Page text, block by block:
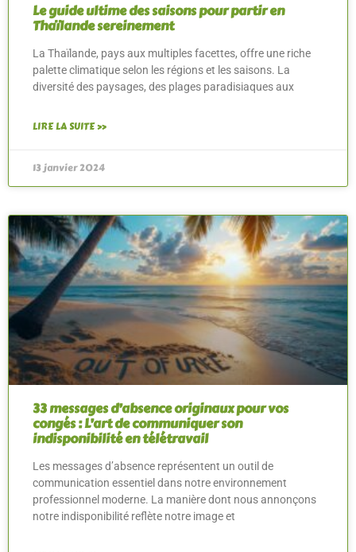
Le guide ultime des saisons pour partir en
Thaïlande sereinement
La Thaïlande, pays aux multiples facettes, offre une riche
palette climatique selon les régions et les saisons. La
diversité des paysages, des plages paradisiaques aux
LIRE LA SUITE »
13 janvier 2024
33 messages d’absence originaux pour vos
congés : L’art de communiquer son
indisponibilité en télétravail
Les messages d’absence représentent un outil de
communication essentiel dans notre environnement
professionnel moderne. La manière dont nous annonçons
notre indisponibilité reflète notre image et